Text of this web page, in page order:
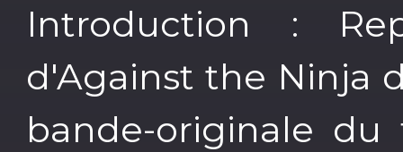
Introduction :
d'Against the Ninja
bande-originale